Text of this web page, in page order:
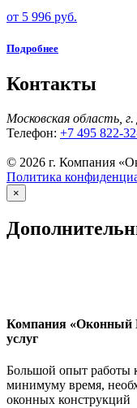
от 5 996 руб.
Подробнее
Контакты
Московская область,
Телефон: +7 495 822-
© 2026 г. Компания
Политика
×
Компания «Оконный
услуг
Большой опыт работы
минимуму время,
оконных конструкций